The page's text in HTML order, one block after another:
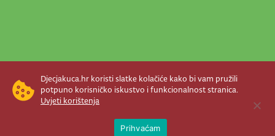
Djecjakuca.hr koristi slatke kolačiće kako bi vam pružili
potpuno korisničko iskustvo i funkcionalnost stranica.
Uvjeti korištenja
Prihvaćam